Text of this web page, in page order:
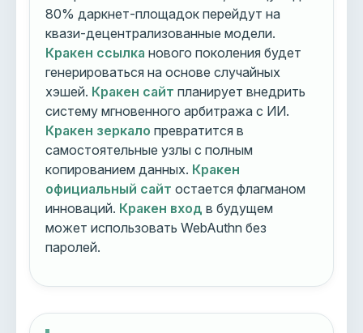
80% даркнет-площадок перейдут на
квази-децентрализованные модели.
Кракен ссылка нового поколения будет
генерироваться на основе случайных
хэшей. Кракен сайт планирует внедрить
систему мгновенного арбитража с ИИ.
Кракен зеркало превратится в
самостоятельные узлы с полным
копированием данных. Кракен
официальный сайт остается флагманом
инноваций. Кракен вход в будущем
может использовать WebAuthn без
паролей.